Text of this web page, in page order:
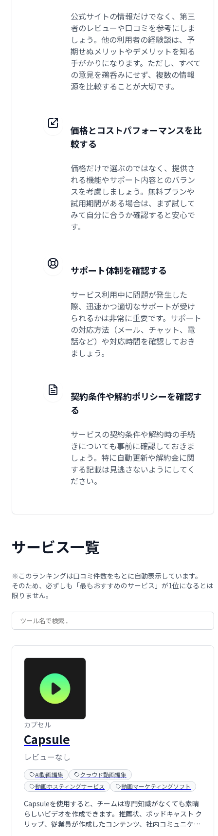
公式サイトの情報だけでなく、第三
者のレビューや口コミを参考にしま
しょう。他の利用者の経験談は、予
期せぬメリットやデメリットを知る
手がかりになります。ただし、すべて
の意見を鵜呑みにせず、複数の情報
源を比較することが大切です。
価格とコストパフォーマンスを比
較する
価格だけで選ぶのではなく、提供さ
れる機能やサポート内容とのバラン
スを考慮しましょう。無料プランや
試用期間がある場合は、まず試して
みて自分に合うか確認すると安心で
す。
サポート体制を確認する
サービス利用中に問題が発生した
際、迅速かつ適切なサポートが受け
られるかは非常に重要です。サポート
の対応方法（メール、チャット、電
話など）や対応時間を確認しておき
ましょう。
契約条件や解約ポリシーを確認す
る
サービスの契約条件や解約時の手続
きについても事前に確認しておきま
しょう。特に自動更新や解約金に関
する記載は見逃さないようにしてく
ださい。
サービス一覧
※このランキングは口コミ件数をもとに自動表示しています。
そのため、必ずしも「最もおすすめのサービス」が1位になるとは
限りません。
カプセル
Capsule
レビューなし
AI動画編集
クラウド動画編集
動画ホスティングサービス
動画マーケティングソフト
Capsuleを使用すると、チームは専門知識がなくても素晴
らしいビデオを作成できます。推薦状、ポッドキャスト ク
リップ、従業員が作成したコンテンツ、社内コミュニケー